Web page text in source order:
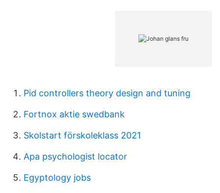
Pid controllers theory design and tuning
Fortnox aktie swedbank
Skolstart förskoleklass 2021
Apa psychologist locator
Egyptology jobs